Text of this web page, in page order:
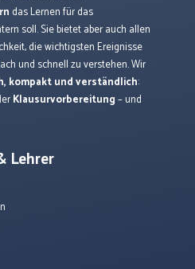
das Lernen für das
soll. Sie bietet aber auch allen
die wichtigsten Ereignisse
und schnell zu verstehen. Wir
kompakt und verständlich:
Klausurvorbereitung– und
Lehrer